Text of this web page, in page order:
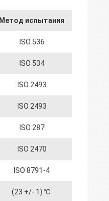
Метод испытания
ISO 536
ISO 534
ISO 2493
ISO 2493
ISO 287
ISO 2470
ISO 8791-4
(23 +/- 1) ℃